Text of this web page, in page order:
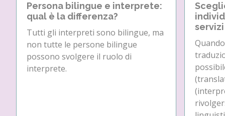
Persona bilingue e interprete:
qual è la differenza?
Tutti gli interpreti sono bilingue, ma
non tutte le persone bilingue
possono svolgere il ruolo di
interprete.